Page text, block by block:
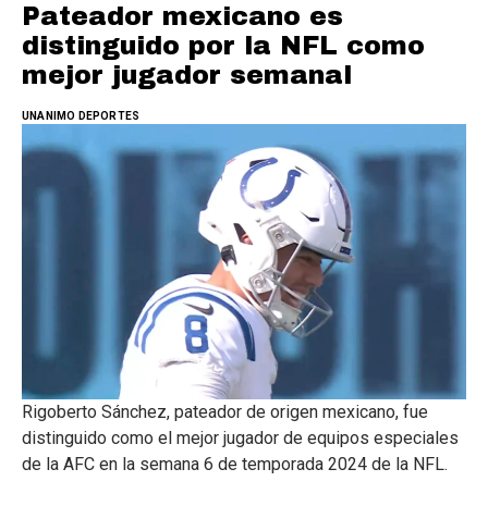
Pateador mexicano es
distinguido por la NFL como
mejor jugador semanal
UNANIMO DEPORTES
Rigoberto Sánchez, pateador de origen mexicano, fue
distinguido como el mejor jugador de equipos especiales
de la AFC en la semana 6 de temporada 2024 de la NFL.